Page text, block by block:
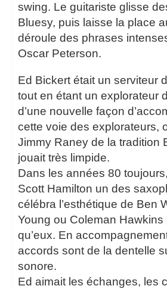
swing. Le guitariste glisse
Bluesy, puis laisse la place
déroule des phrases
Oscar Peterson.
Ed Bickert était un serviteur
tout en étant un explorateur
d’une nouvelle façon
cette voie des explorateurs,
Jimmy Raney de la tradition
jouait très limpide.
Dans les années 80
Scott Hamilton un des
célébra l’esthétique de Ben
Young ou Coleman Hawkins
qu’eux. En
accords sont de la dentelle
sonore.
Ed aimait les échanges, les